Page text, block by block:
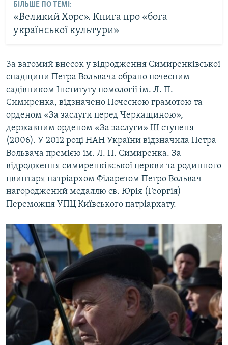
БІЛЬШЕ ПО ТЕМІ:
«Великий Хорс». Книга про «бога
української культури»
За вагомий внесок у відродження Симиренківської
спадщини Петра Вольвача обрано почесним
садівником Інституту помології ім. Л. П.
Симиренка, відзначено Почесною грамотою та
орденом «За заслуги перед Черкащиною»,
державним орденом «За заслуги» III ступеня
(2006). У 2012 році НАН України відзначила Петра
Вольвача премією ім. Л. П. Симиренка. За
відродження симиренківської церкви та родинного
цвинтаря патріархом Філаретом Петро Вольвач
нагороджений медаллю св. Юрія (Георгія)
Переможця УПЦ Київського патріархату.